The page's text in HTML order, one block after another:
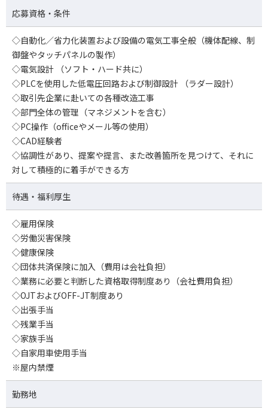
応募資格・条件
◇自動化／省力化装置および設備の電気工事全般（機体配線、制
御盤やタッチパネルの製作）
◇電気設計 （ソフト・ハード共に）
◇PLCを使用した低電圧回路および制御設計 （ラダー設計）
◇取引先企業に赴いての各種改造工事
◇部門全体の管理（マネジメントを含む）
◇PC操作（officeやメール等の使用）
◇CAD経験者
◇協調性があり、提案や提言、また改善箇所を見つけて、それに
対して積極的に着手ができる方
待遇・福利厚生
◇雇用保険
◇労働災害保険
◇健康保険
◇団体共済保険に加入（費用は会社負担）
◇業務に必要と判断した資格取得制度あり（会社費用負担）
◇OJTおよびOFF-JT制度あり
◇出張手当
◇残業手当
◇家族手当
◇自家用車使用手当
※屋内禁煙
勤務地